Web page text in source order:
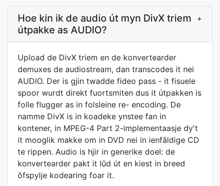
Hoe kin ik de audio út myn DivX triem
útpakke as AUDIO?
+
Upload de DivX triem en de konvertearder
demuxes de audiostream, dan transcodes it nei
AUDIO. Der is gjin twadde fideo pass - it fisuele
spoor wurdt direkt fuortsmiten dus it útpakken is
folle flugger as in folsleine re- encoding. De
namme DivX is in koadeke ynstee fan in
kontener, in MPEG-4 Part 2-implementaasje dy't
it mooglik makke om in DVD nei in ienfâldige CD
te rippen. Audio is hjir in generike doel: de
konvertearder pakt it lûd út en kiest in breed
ôfspylje kodearing foar it.